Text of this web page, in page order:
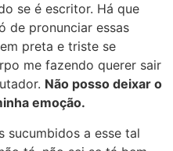
se é escritor. Há que
de pronunciar essas
preta e triste se
me fazendo querer sair
Não posso deixar o
emoção.
sucumbidos a esse tal